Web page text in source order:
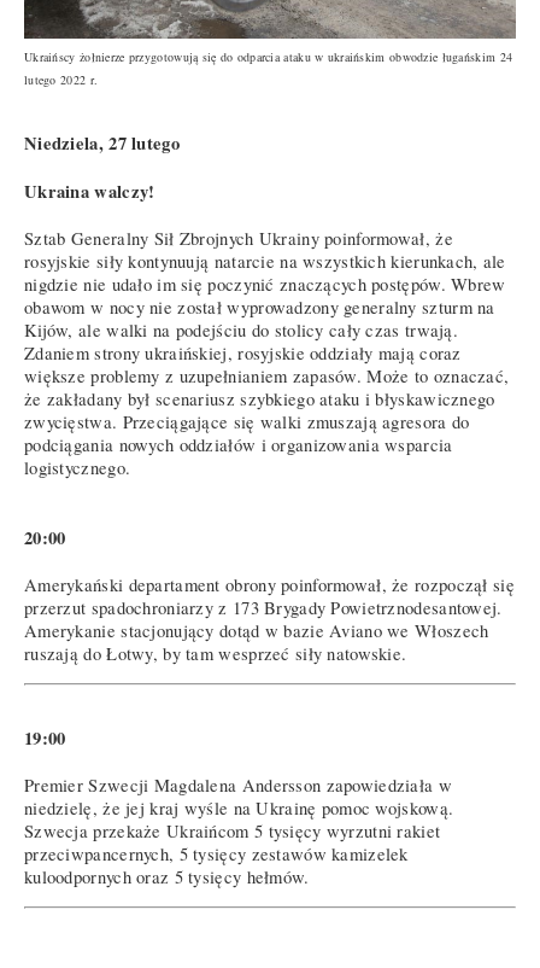
Ukraińscy żołnierze przygotowują się do odparcia ataku w ukraińskim obwodzie ługańskim 24
lutego 2022 r.
Niedziela, 27 lutego
Ukraina walczy!
Sztab Generalny Sił Zbrojnych Ukrainy poinformował, że
rosyjskie siły kontynuują natarcie na wszystkich kierunkach, ale
nigdzie nie udało im się poczynić znaczących postępów. Wbrew
obawom w nocy nie został wyprowadzony generalny szturm na
Kijów, ale walki na podejściu do stolicy cały czas trwają.
Zdaniem strony ukraińskiej, rosyjskie oddziały mają coraz
większe problemy z uzupełnianiem zapasów. Może to oznaczać,
że zakładany był scenariusz szybkiego ataku i błyskawicznego
zwycięstwa. Przeciągające się walki zmuszają agresora do
podciągania nowych oddziałów i organizowania wsparcia
logistycznego.
20:00
Amerykański departament obrony poinformował, że rozpoczął się
przerzut spadochroniarzy z 173 Brygady Powietrznodesantowej.
Amerykanie stacjonujący dotąd w bazie Aviano we Włoszech
ruszają do Łotwy, by tam wesprzeć siły natowskie.
19:00
Premier Szwecji Magdalena Andersson zapowiedziała w
niedzielę, że jej kraj wyśle na Ukrainę pomoc wojskową.
Szwecja przekaże Ukraińcom 5 tysięcy wyrzutni rakiet
przeciwpancernych, 5 tysięcy zestawów kamizelek
kuloodpornych oraz 5 tysięcy hełmów.